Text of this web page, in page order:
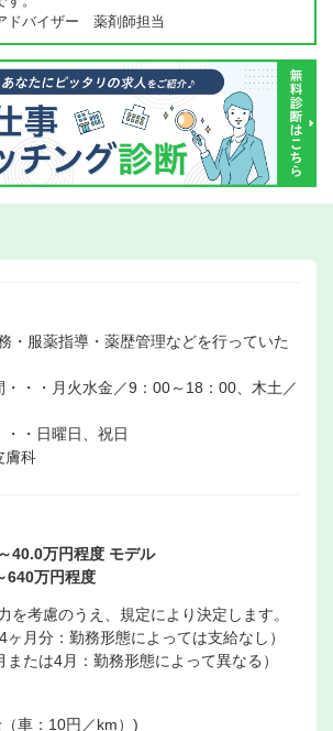
ドバイザー 薬剤師担当
・服薬指導・薬歴管理などを行っていた
・・月火水金／9：00～18：00、木土／
・日曜日、祝日
膚科
40.0万円程度 モデル
640万円程度
を考慮のうえ、規定により決定します。
月分：勤務形態によっては支給なし）
たは4月：勤務形態によって異なる）
車：10円／km）)